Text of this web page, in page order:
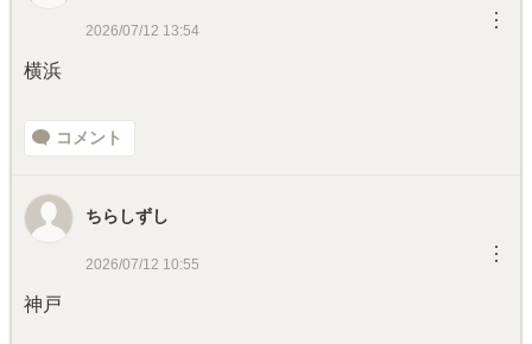
2026/07/12 13:54 ︙
横浜
コメント
ちらしずし
2026/07/12 10:55 ︙
神戸